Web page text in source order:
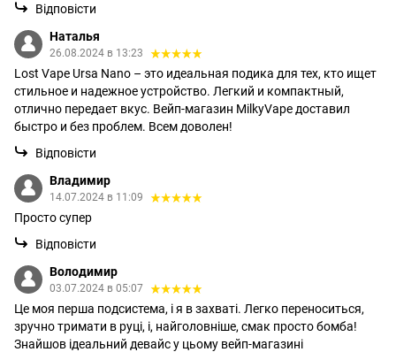
Відповісти
Наталья
26.08.2024 в 13:23
Lost Vape Ursa Nano – это идеальная подика для тех, кто ищет
стильное и надежное устройство. Легкий и компактный,
отлично передает вкус. Вейп-магазин MilkyVape доставил
быстро и без проблем. Всем доволен!
Відповісти
Владимир
14.07.2024 в 11:09
Просто супер
Відповісти
Володимир
03.07.2024 в 05:07
Це моя перша подсистема, і я в захваті. Легко переноситься,
зручно тримати в руці, і, найголовніше, смак просто бомба!
Знайшов ідеальний девайс у цьому вейп-магазині